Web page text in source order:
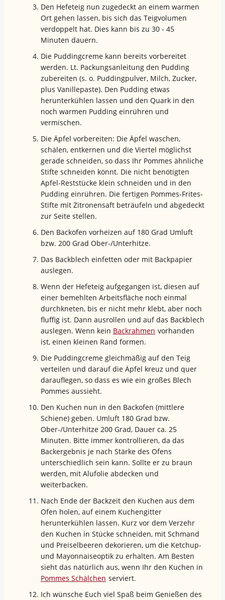
Den Hefeteig nun zugedeckt an einem warmen
Ort gehen lassen, bis sich das Teigvolumen
verdoppelt hat. Dies kann bis zu 30 - 45
Minuten dauern.
Die Puddingcreme kann bereits vorbereitet
werden. Lt. Packungsanleitung den Pudding
zubereiten (s. o. Puddingpulver, Milch, Zucker,
plus Vanillepaste). Den Pudding etwas
herunterkühlen lassen und den Quark in den
noch warmen Pudding einrühren und
vermischen.
Die Äpfel vorbereiten: Die Äpfel waschen,
schälen, entkernen und die Viertel möglichst
gerade schneiden, so dass Ihr Pommes ähnliche
Stifte schneiden könnt. Die nicht benötigten
Apfel-Reststücke klein schneiden und in den
Pudding einrühren. Die fertigen Pommes-Frites-
Stifte mit Zitronensaft beträufeln und abgedeckt
zur Seite stellen.
Den Backofen vorheizen auf 180 Grad Umluft
bzw. 200 Grad Ober-/Unterhitze.
Das Backblech einfetten oder mit Backpapier
auslegen.
Wenn der Hefeteig aufgegangen ist, diesen auf
einer bemehlten Arbeitsfläche noch einmal
durchkneten, bis er nicht mehr klebt, aber noch
fluffig ist. Dann ausrollen und auf das Backblech
auslegen. Wenn kein Backrahmen vorhanden
ist, einen kleinen Rand formen.
Die Puddingcreme gleichmäßig auf den Teig
verteilen und darauf die Äpfel kreuz und quer
darauflegen, so dass es wie ein großes Blech
Pommes aussieht.
Den Kuchen nun in den Backofen (mittlere
Schiene) geben. Umluft 180 Grad bzw.
Ober-/Unterhitze 200 Grad, Dauer ca. 25
Minuten. Bitte immer kontrollieren, da das
Backergebnis je nach Stärke des Ofens
unterschiedlich sein kann. Sollte er zu braun
werden, mit Alufolie abdecken und
weiterbacken.
Nach Ende der Backzeit den Kuchen aus dem
Ofen holen, auf einem Kuchengitter
herunterkühlen lassen. Kurz vor dem Verzehr
den Kuchen in Stücke schneiden, mit Schmand
und Preiselbeeren dekorieren, um die Ketchup-
und Mayonnaiseoptik zu erhalten. Am Besten
sieht das natürlich aus, wenn Ihr den Kuchen in
Pommes Schälchen serviert.
Ich wünsche Euch viel Spaß beim Genießen des